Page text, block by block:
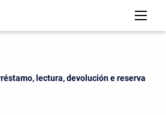
lectura, devolución e reserva